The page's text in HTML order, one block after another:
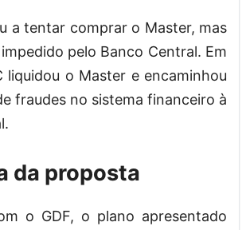
a tentar comprar o Master, mas
pelo Banco Central. Em
liquidou o Master e encaminhou
fraudes no sistema financeiro à
da proposta
o GDF, o plano apresentado